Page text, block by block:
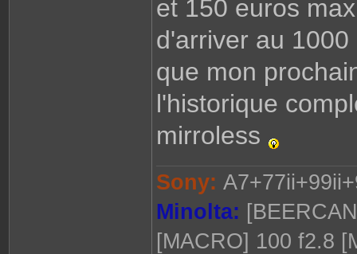
et 150 euros
d'arriver au
que mon
l'historique
mirroless
Sony:
Minolta:
[MACRO] 100 f2.8